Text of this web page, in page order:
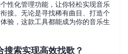
性化管理功能，让你轻松实现音乐
接。无论是寻找稀有曲目、打造个
验，这款工具都能成为你的音乐生
搜索实现高效找歌？